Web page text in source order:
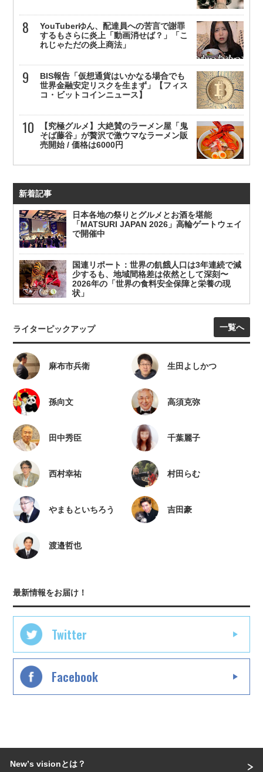
YouTuberゆん、配達員への苦言で謝罪
するもさらに炎上「動画消せば？」「こ
れじゃただの炎上商法」
BIS報告「仮想通貨はいかなる場合でも
世界金融安定リスクを生まず」【フィス
コ・ビットコインニュース】
【究極グルメ】大絶賛のラーメン屋「鬼
そば藤谷」が贅沢で激ウマなラーメン販
売開始 / 価格は6000円
新着記事
日本各地の祭りとグルメとお酒を堪能
「MATSURI JAPAN 2026」高輪ゲートウェイ
で開催中
国連リポート：世界の飢餓人口は3年連続で減
少するも、地域間格差は依然として深刻〜
2026年の「世界の食料安全保障と栄養の現
状」
ライターピックアップ 一覧へ
麻布市兵衛 生田よしかつ
孫向文 高須克弥
田中秀臣 千葉麗子
西村幸祐 村田らむ
やまもといちろう 吉田豪
渡邉哲也
最新情報をお届け！
Twitter
Facebook
Newʼs visionとは？